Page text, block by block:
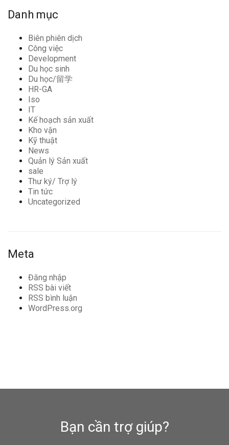
Danh mục
Biên phiên dịch
Công việc
Development
Du học sinh
Du học/留学
HR-GA
Iso
IT
Kế hoạch sản xuất
Kho vận
Kỹ thuật
News
Quản lý Sản xuất
sale
Thư ký/ Trợ lý
Tin tức
Uncategorized
Meta
Đăng nhập
RSS bài viết
RSS bình luận
WordPress.org
Bạn cần trợ giúp?